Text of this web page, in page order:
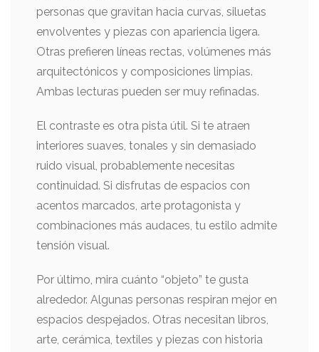
personas que gravitan hacia curvas, siluetas
envolventes y piezas con apariencia ligera.
Otras prefieren líneas rectas, volúmenes más
arquitectónicos y composiciones limpias.
Ambas lecturas pueden ser muy refinadas.
El contraste es otra pista útil. Si te atraen
interiores suaves, tonales y sin demasiado
ruido visual, probablemente necesitas
continuidad. Si disfrutas de espacios con
acentos marcados, arte protagonista y
combinaciones más audaces, tu estilo admite
tensión visual.
Por último, mira cuánto “objeto” te gusta
alrededor. Algunas personas respiran mejor en
espacios despejados. Otras necesitan libros,
arte, cerámica, textiles y piezas con historia